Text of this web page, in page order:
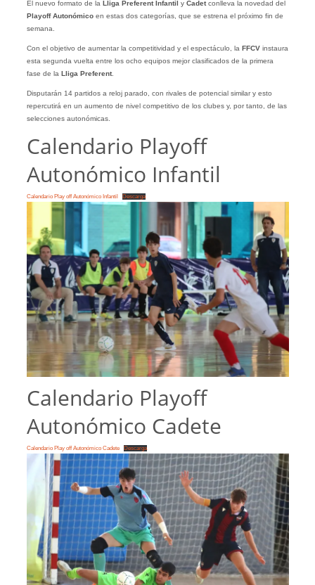
El nuevo formato de la Lliga Preferent Infantil y Cadetconlleva la novedad del
Playoff Autonómicoen estas dos categorías, que se estrena el próximo fin de
semana.
Con el objetivo de aumentar la competitividad y el espectáculo, la FFCVinstaura
esta segunda vuelta entre los ocho equipos mejor clasificados de la primera
fase de la Lliga Preferent.
Disputarán 14 partidos a reloj parado, con rivales de potencial similar y esto
repercutirá en un aumento de nivel competitivo de los clubes y, por tanto, de las
selecciones autonómicas.
Calendario Playoff
Autonómico Infantil
Calendario Play off Autonómico Infantil Descarga
Calendario Playoff
Autonómico Cadete
Calendario Play off Autonómico Cadete Descarga